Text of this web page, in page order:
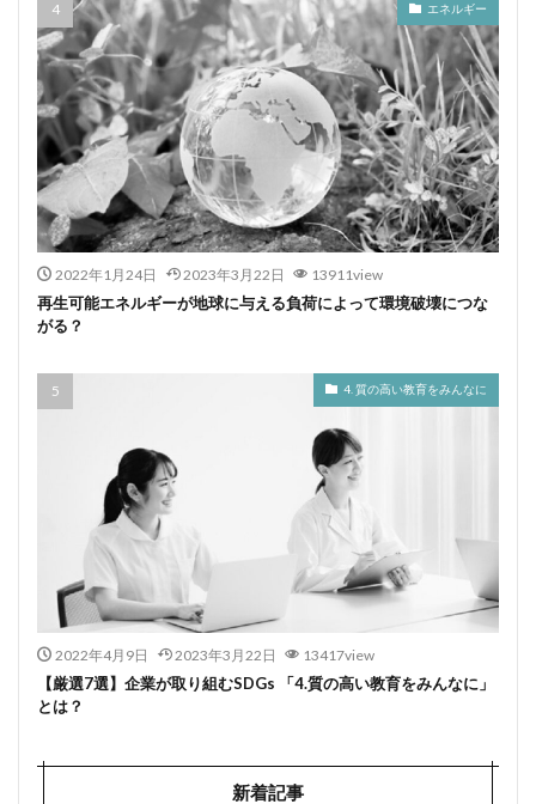
エネルギー
2022年1月24日 2023年3月22日 13911view
再生可能エネルギーが地球に与える負荷によって環境破壊につな
がる？
4. 質の高い教育をみんなに
2022年4月9日 2023年3月22日 13417view
【厳選7選】企業が取り組むSDGs 「4.質の高い教育をみんなに」
とは？
新着記事